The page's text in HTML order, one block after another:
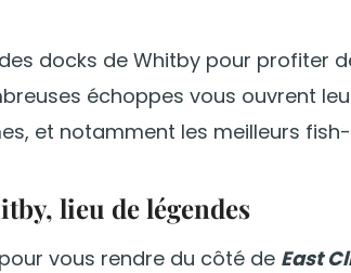
docks de Whitby pour profiter
échoppes vous ouvrent
et notamment les meilleurs
lieu de légendes
vous rendre du côté de East